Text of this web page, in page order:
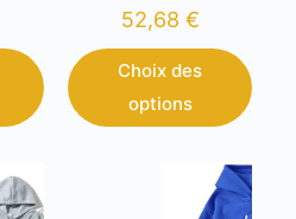
52,68 €
Choix des
options